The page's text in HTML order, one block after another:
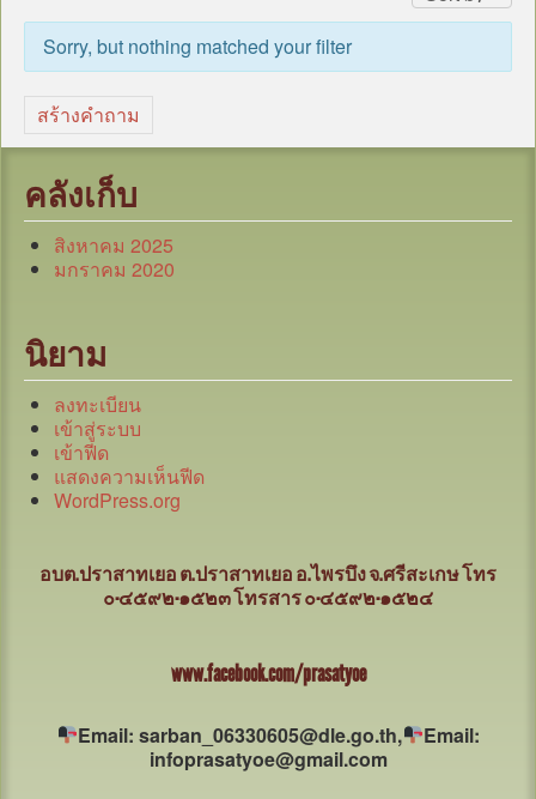
หน่วยตรวจสอบภายใน
กระดานถาม-ตอบ
ITA
Sorry, but nothing matched your filter
สร้างคำถาม
คลังเก็บ
สิงหาคม 2025
มกราคม 2020
นิยาม
ลงทะเบียน
เข้าสู่ระบบ
เข้าฟีด
แสดงความเห็นฟีด
WordPress.org
อบต.ปราสาทเยอ ต.ปราสาทเยอ อ.ไพรบึง จ.ศรีสะเกษโทร
๐-๔๕๙๒-๑๕๒๓ โทรสาร ๐-๔๕๙๒-๑๕๒๔
www.facebook.com/prasatyoe
Email: sarban_06330605@dle.go.th,
Email:
infoprasatyoe@gmail.com